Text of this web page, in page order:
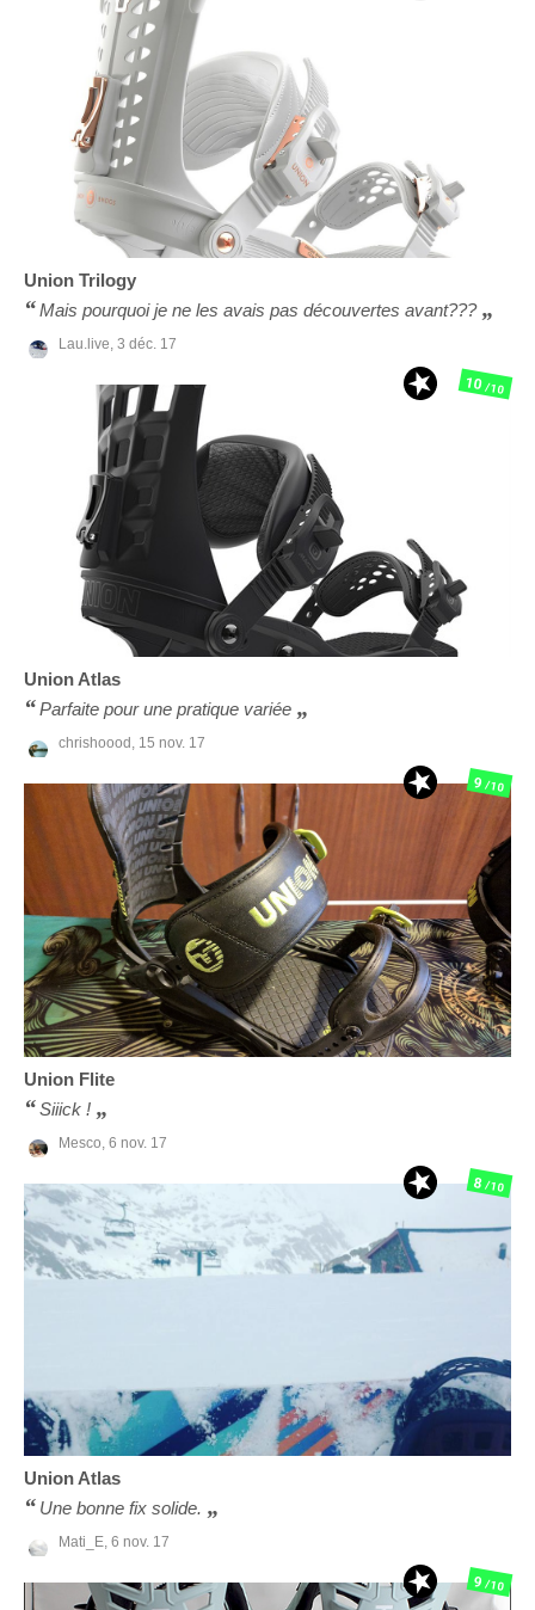
Union Trilogy
Mais pourquoi je ne les avais pas découvertes avant???
Lau.live, 3 déc. 17
Union Atlas
Parfaite pour une pratique variée
chrishoood, 15 nov. 17
10/10
Union Flite
Siiick !
Mesco, 6 nov. 17
9/10
Union Atlas
Une bonne fix solide.
Mati_E, 6 nov. 17
8/10
9/10